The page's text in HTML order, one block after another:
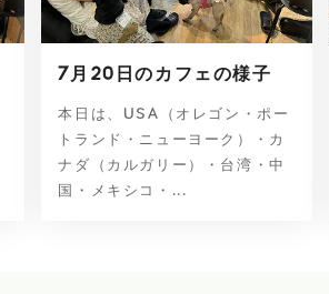
7月20日のカフェの様子
本日は、USA（オレゴン・ポー
トランド・ニューヨーク）・カ
ナダ（カルガリー）・台湾・中
国・メキシコ・...